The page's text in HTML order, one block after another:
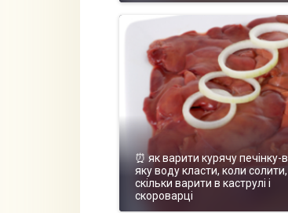
⏰ як варити курячу печінку-в
яку воду класти, коли солити,
скільки варити в каструлі і
скороварці